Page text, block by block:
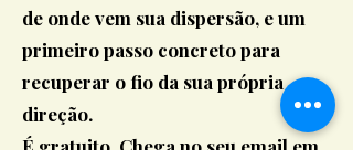
de onde vem sua dispersão, e um
primeiro passo concreto para
recuperar o fio da sua própria
direção.
É gratuito. Chega no seu email em